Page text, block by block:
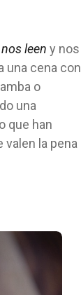
leen y nos
una cena con
o
una
que han
valen la pena